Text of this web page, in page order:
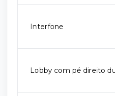
Interfone
Lobby com pé direito